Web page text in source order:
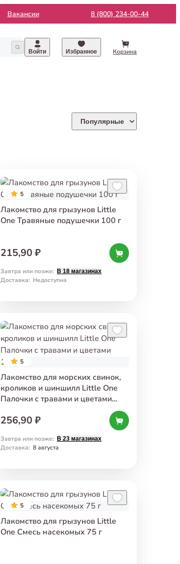
Вакансии 8 (800) 234-00-44
Войти Избранное Корзина
Популярные
5
Лакомство для грызунов Little
One Травяные подушечки 100 г
215,90 ₽
Завтра или позже: В 18 магазинах
Доставка: Недоступна
5
Лакомство для морских свинок,
кроликов и шиншилл Little One
Палочки с травами и цветами
256,90 ₽
Завтра или позже: В 23 магазинах
Доставка: 8 августа
5
Лакомство для грызунов Little
One Смесь насекомых 75 г